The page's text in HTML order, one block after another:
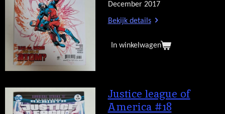
December 2017
Bekijk details
In winkelwagen
Justice league of
America #18